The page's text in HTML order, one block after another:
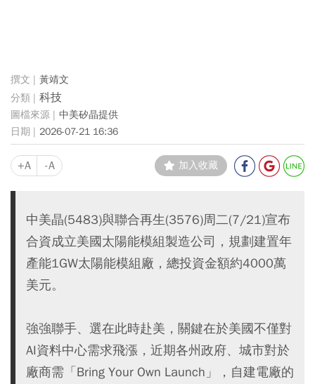
黃靖文
科技
中美矽晶提供
2026-07-21 16:36
+A -A 加入收藏
中美晶(5483)與聯合再生(3576)周二(7/21)宣布
合資成立美國太陽能模組製造公司，規劃建置年
產能1GW太陽能模組廠，總投資金額約4000萬
美元。
強強聯手、選在此時赴美，關鍵在於美國不僅對
AI資料中心需求飛漲，近期各州政府、城市對於
廠商需「Bring Your Own Launch」，自建電廠的